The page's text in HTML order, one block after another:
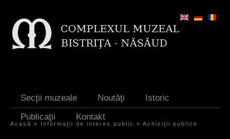
Secţii muzeale Noutăţi
Istoric
Publicaţii
Kontakt
Acasă » Informaţii de interes public » Achiziţii publice